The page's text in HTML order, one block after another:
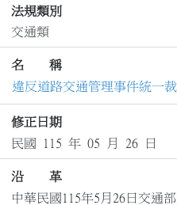
法規類別
交通類
名 稱
違反道路交通管理事件統一
修正日期
民國 115 年 05 月 26 日
沿 革
中華民國115年5月26日交通